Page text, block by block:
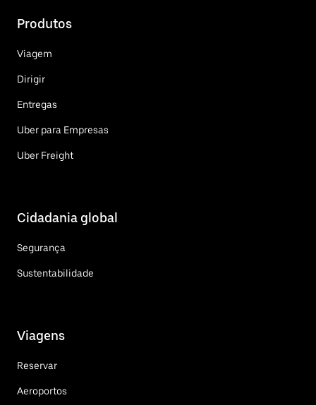
Produtos
Viagem
Dirigir
Entregas
Uber para Empresas
Uber Freight
Cidadania global
Segurança
Sustentabilidade
Viagens
Reservar
Aeroportos